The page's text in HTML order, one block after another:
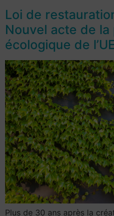
Loi de
Nouvel acte de la
écologique de
Plus de 30 ans après la